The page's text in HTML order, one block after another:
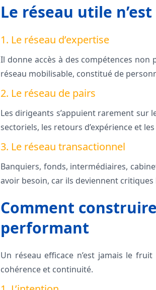
Le réseau utile
1. Le réseau d’expertise
Il donne accès à des compétences non
réseau mobilisable, constitué de
2. Le réseau de pairs
Les dirigeants s’appuient rarement sur
sectoriels, les retours d’expérience et
3. Le réseau transactionnel
Banquiers, fonds, intermédiaires,
avoir besoin, car ils deviennent critiques
Comment
performant
Un réseau efficace n’est jamais le
cohérence et continuité.